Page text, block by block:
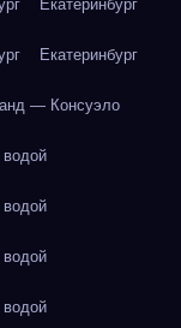
Екатеринбург
Екатеринбург
— Консуэло